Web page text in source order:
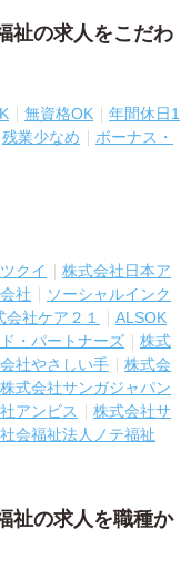
祉の求人をこだわ
無資格OK
年間休日1
残業少なめ
ボーナス・
クイ
株式会社日本ア
社
ソーシャルインク
会社ケア２１
ALSOK
・パートナーズ
株式
社やさしい手
株式会
株式会社サンガジャパン
アンビス
株式会社サ
社会福祉法人ノテ福祉
祉の求人を職種か